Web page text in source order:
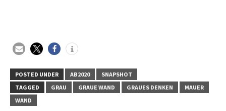
POSTED UNDER AB2020
SNAPSHOT
TAGGED
GRAU GRAUE WAND GRAUES DENKEN
MAUER
WAND